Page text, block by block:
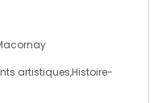
artistiques,Histoire-